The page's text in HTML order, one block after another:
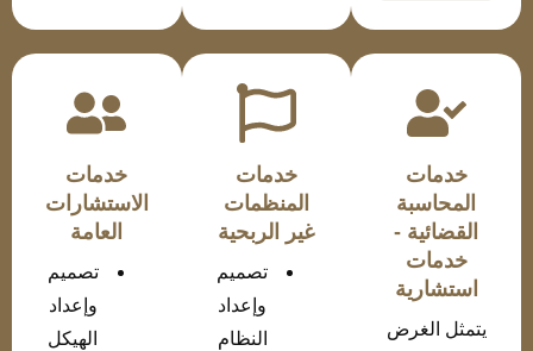
خدمات
المحاسبة
القضائية -
خدمات
استشارية
يتمثل الغرض
خدمات
المنظمات
غير الربحية
تصميم
وإعداد
النظام
خدمات
الاستشارات
العامة
تصميم
وإعداد
الهيكل